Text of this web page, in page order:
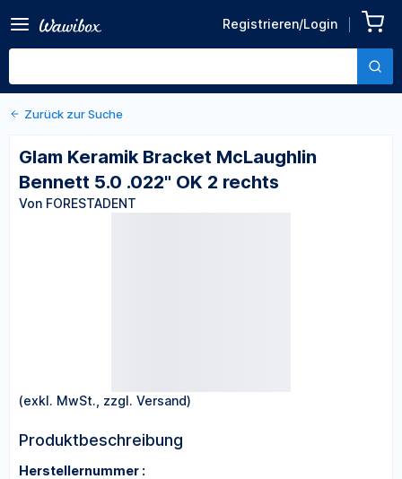
Registrieren/Login
McLaughlin Bennett 5.0
.022" OK 2 rechts
Von FORESTADENT
Zurück zu den Produktdetails
Zurück zur Suche
Glam Keramik Bracket McLaughlin
Bennett 5.0 .022" OK 2 rechts
Von FORESTADENT
(exkl. MwSt., zzgl. Versand)
Produktbeschreibung
Herstellernummer :